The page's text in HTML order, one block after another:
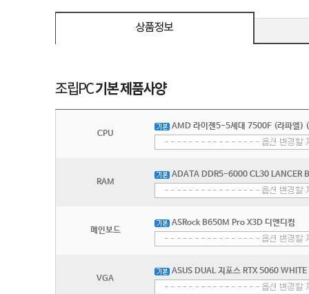
CPU
AMD 라이젠5-5세대 7500F (라파엘)
RAM
ADATA DDR5-6000 CL30 LANCER
메인보드
ASRock B650M Pro X3D 디앤디컴
VGA
ASUS DUAL 지포스 RTX 5060